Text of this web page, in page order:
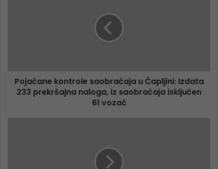
Pojačane kontrole saobraćaja u Čapljini: Izdata
233 prekršajna naloga, iz saobraćaja isključen
61 vozač